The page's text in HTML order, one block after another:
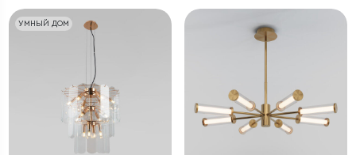
УМНЫЙ ДОМ